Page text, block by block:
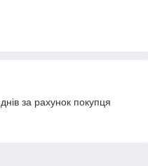
за рахунок покупця